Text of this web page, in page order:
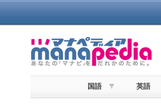
国語 英語